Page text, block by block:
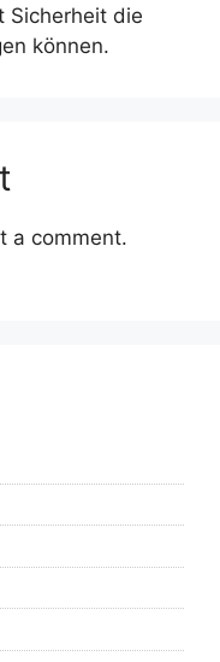
Sicherheit die
können.
a comment.